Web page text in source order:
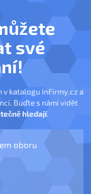
své
katalogu InFirmy.cz a
Buďte s námi vidět
hledají.
oboru